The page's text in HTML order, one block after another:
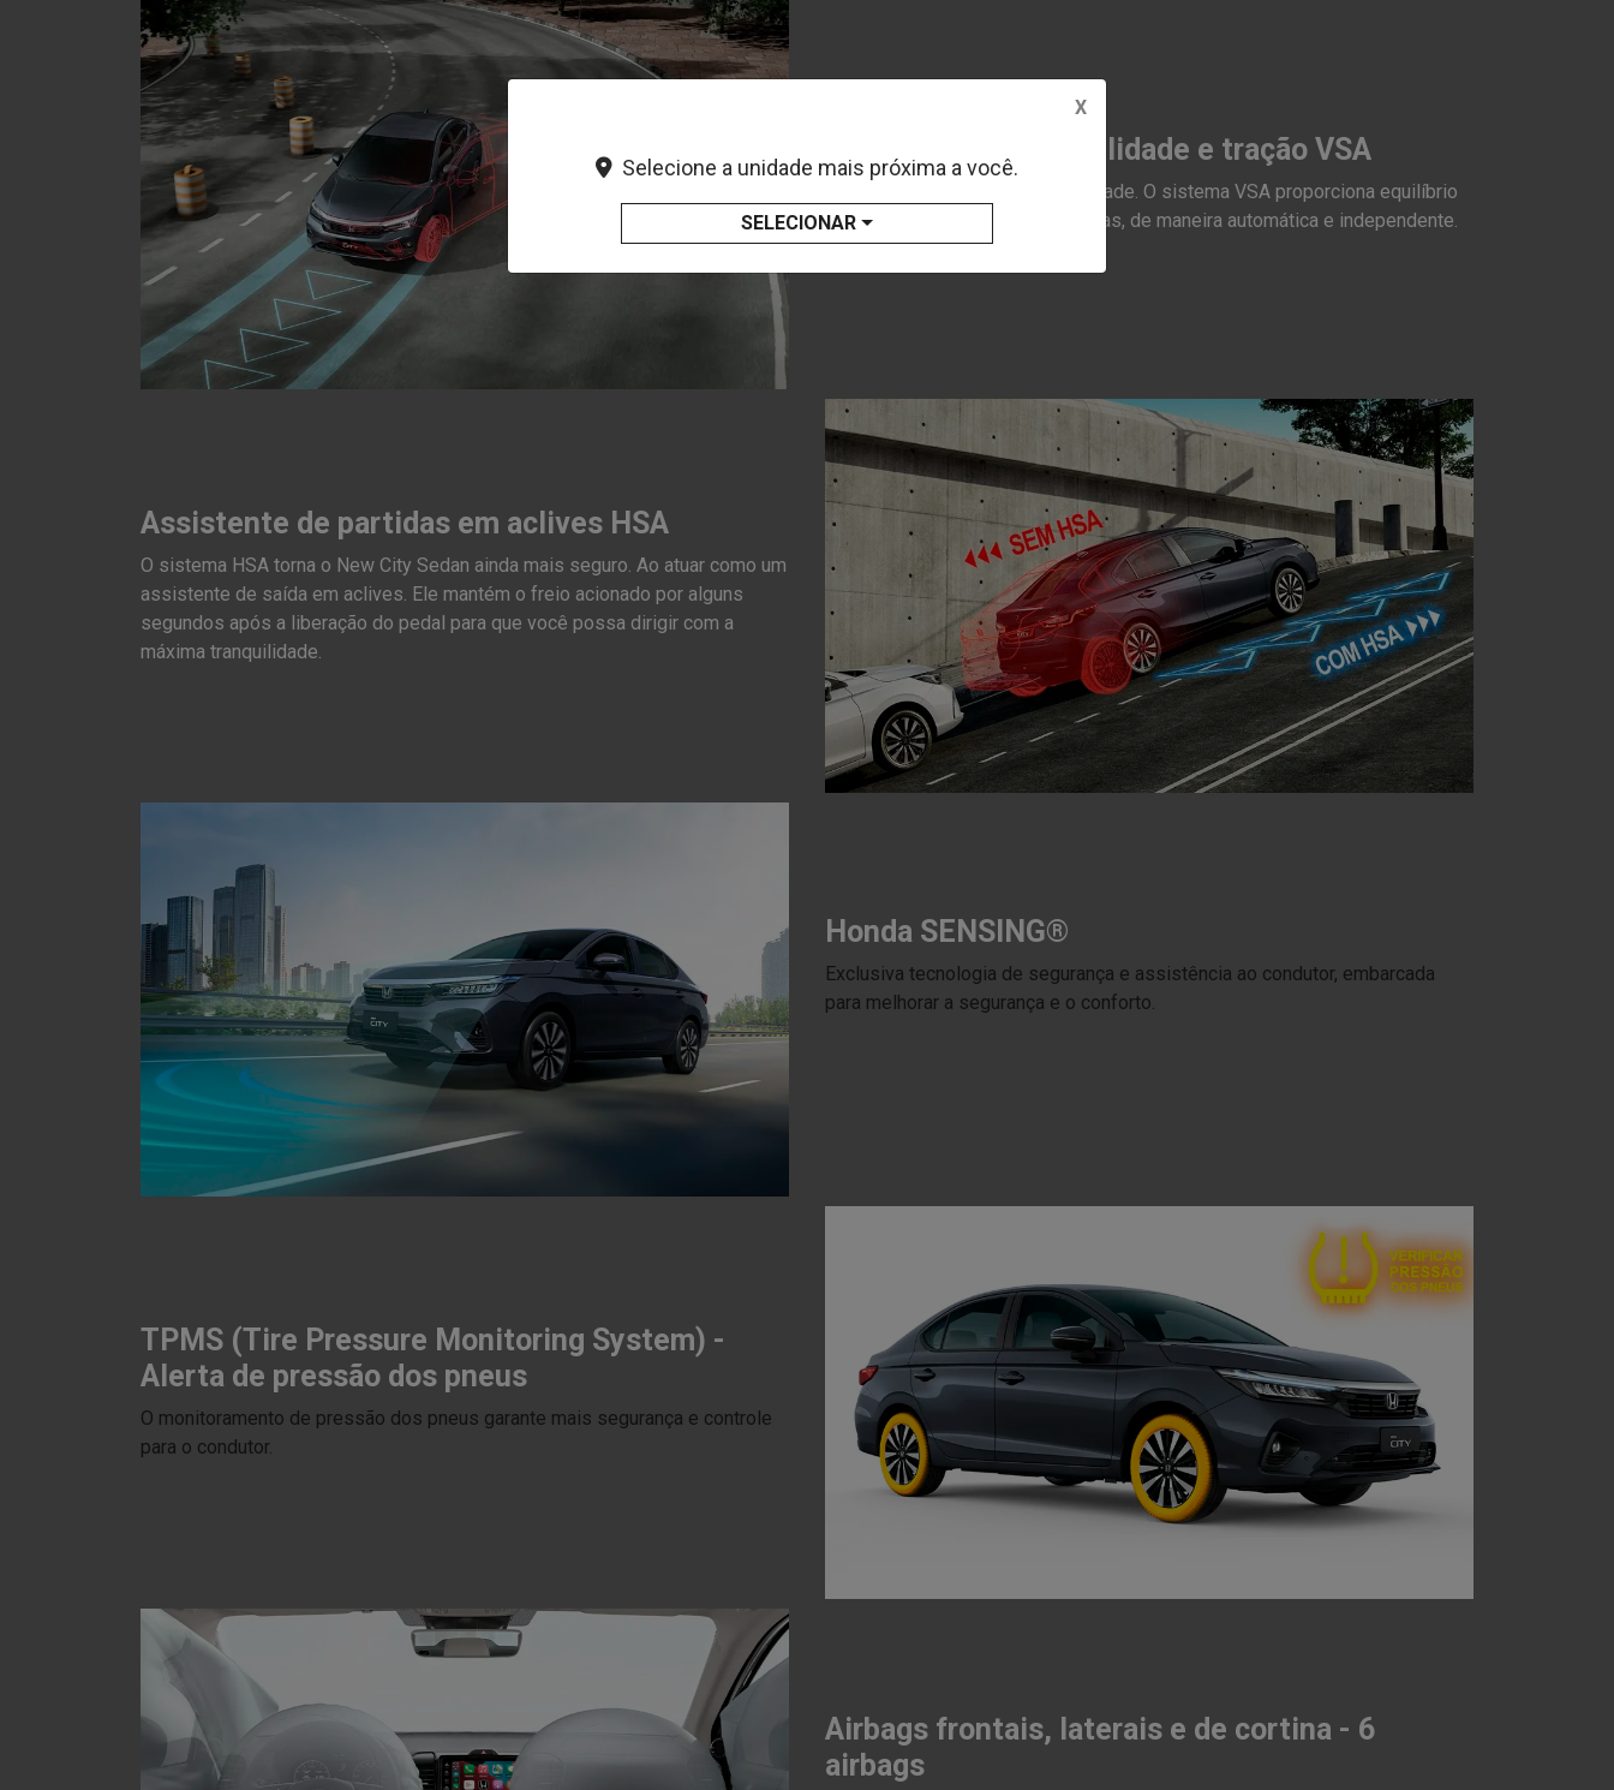
Assistente de estabilidade e tração VSA
Garantia de segurança e estabilidade. O sistema VSA proporciona equilíbrio
para a tração e frenagem das rodas, de maneira automática e independente.
Assistente de partidas em aclives HSA
O sistema HSA torna o New City Sedan ainda mais seguro. Ao atuar como um
assistente de saída em aclives. Ele mantém o freio acionado por alguns
segundos após a liberação do pedal para que você possa dirigir com a
máxima tranquilidade.
Honda SENSING®
Exclusiva tecnologia de segurança e assistência ao condutor, embarcada
para melhorar a segurança e o conforto.
TPMS (Tire Pressure Monitoring System) -
Alerta de pressão dos pneus
O monitoramento de pressão dos pneus garante mais segurança e controle
para o condutor.
Airbags frontais, laterais e de cortina - 6
airbags
X
Selecione a unidade mais próxima a você.
SELECIONAR